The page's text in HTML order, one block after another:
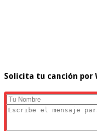
Solicita tu canción por